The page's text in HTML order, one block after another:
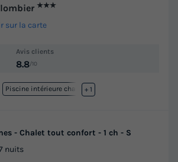
★★★
sur la carte
Avis clients
8.8/10
Piscine intérieure chauffée
+ 1
- Chalet tout confort - 1 ch - S
nuits